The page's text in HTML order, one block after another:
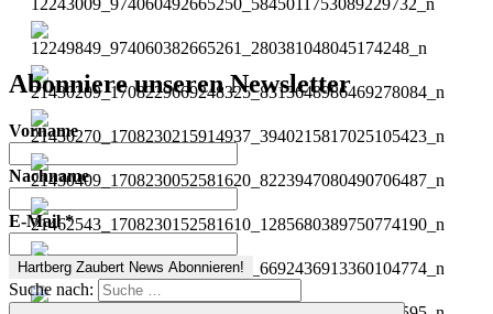
Abonniere unseren Newsletter
Vorname
Nachname
E-Mail*
Suche nach: